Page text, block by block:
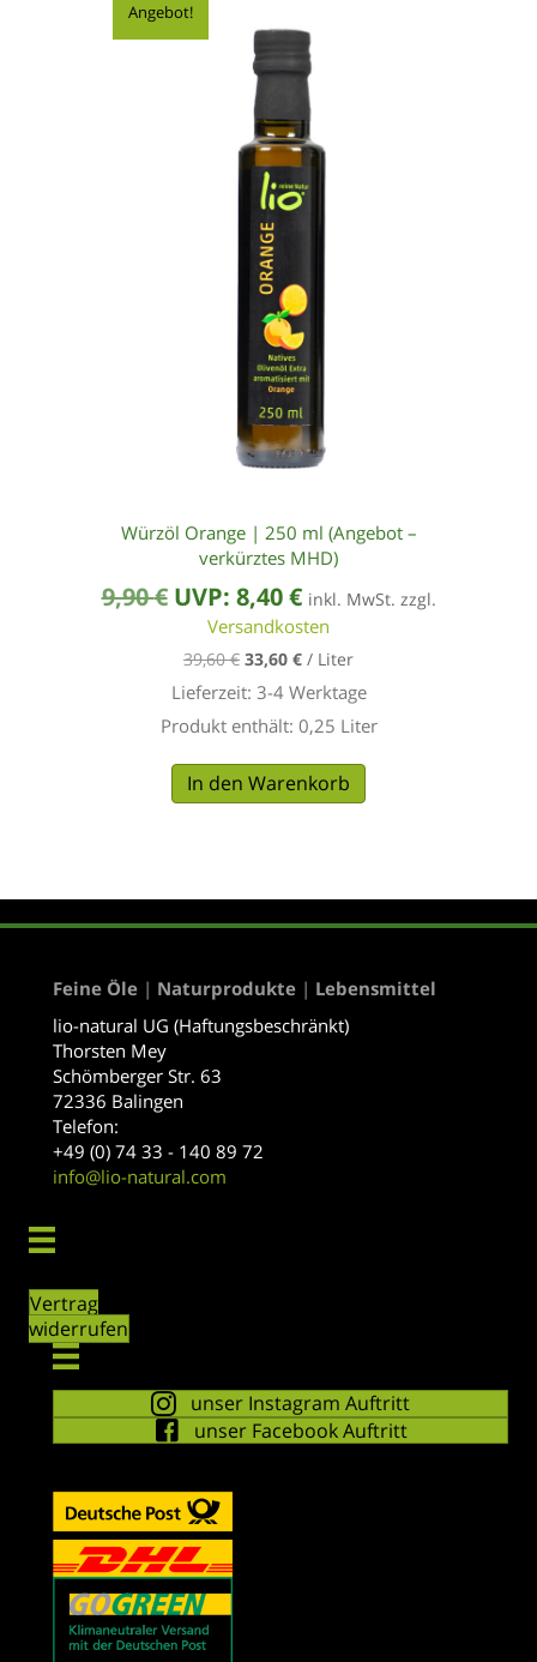
Angebot!
Würzöl Orange | 250 ml (Angebot –
verkürztes MHD)
9,90€ Ursprünglicher
Preis
war:
9,90 €
UVP: 8,40€Aktueller
Preis
ist:
8,40 €.
inkl. MwSt. zzgl.
Versandkosten
39,60€ 33,60 € / Liter
Lieferzeit: 3-4 Werktage
Produkt enthält: 0,25 Liter
In den Warenkorb
Feine Öle | Naturprodukte | Lebensmittel
lio-natural UG (Haftungsbeschränkt)
Thorsten Mey
Schömberger Str. 63
72336 Balingen
Telefon:
+49 (0) 74 33 - 140 89 72
info@lio-natural.com
Vertrag
widerrufen
unser Instagram Auftritt
unser Facebook Auftritt